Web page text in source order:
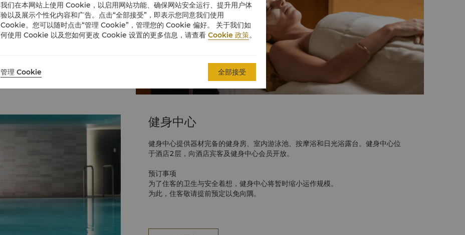
健身中心
健身中心提供器材完备的健身房、室内游泳池、按摩浴和日光浴露台。健身中心位
于酒店2层，向酒店宾客及健身中心会员开放。
预订事项
为了住客的卫生与安全着想，健身中心将暂时缩小运作规模。
为此，住客敬请提前预定以免向隅。
我们在本网站上使用 Cookie，以启用网站功能、确保网站安全运行、提升用户体
验以及展示个性化内容和广告。点击“全部接受”，即表示您同意我们使用
Cookie。您可以随时点击“管理 Cookie”，管理您的 Cookie 偏好。 关于我们如
何使用 Cookie 以及您如何更改 Cookie 设置的更多信息，请查看 Cookie 政策。
管理 Cookie 全部接受